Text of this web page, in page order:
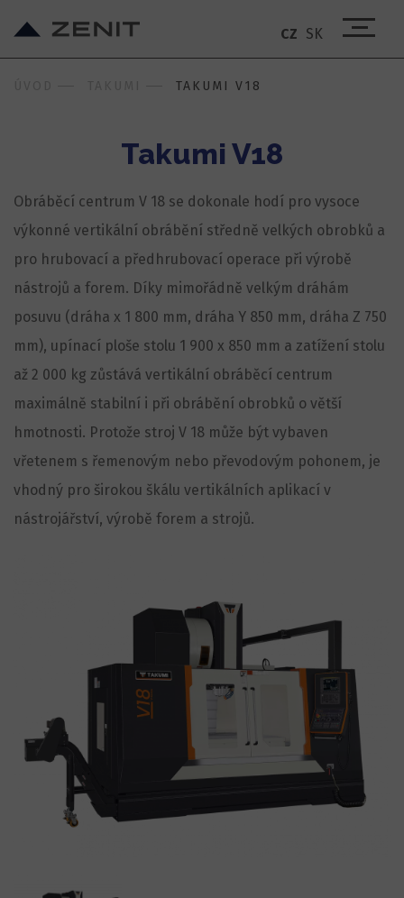
CZ SK
TAKUMI V18
Takumi V18
Obráběcí centrum V 18 se dokonale hodí pro vysoce
výkonné vertikální obrábění středně velkých obrobků a
pro hrubovací a předhrubovací operace při výrobě
nástrojů a forem. Díky mimořádně velkým dráhám
posuvu (dráha x 1 800 mm, dráha Y 850 mm, dráha Z 750
mm), upínací ploše stolu 1 900 x 850 mm a zatížení stolu
až 2 000 kg zůstává vertikální obráběcí centrum
maximálně stabilní i při obrábění obrobků o větší
hmotnosti. Protože stroj V 18 může být vybaven
vřetenem s řemenovým nebo převodovým pohonem, je
vhodný pro širokou škálu vertikálních aplikací v
nástrojářství, výrobě forem a strojů.